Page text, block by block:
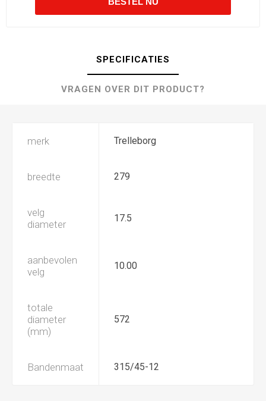
SPECIFICATIES
VRAGEN OVER DIT PRODUCT?
merk Trelleborg
breedte 279
velg
diameter
17.5
aanbevolen
velg
10.00
totale
diameter
(mm)
572
Bandenmaat 315/45-12